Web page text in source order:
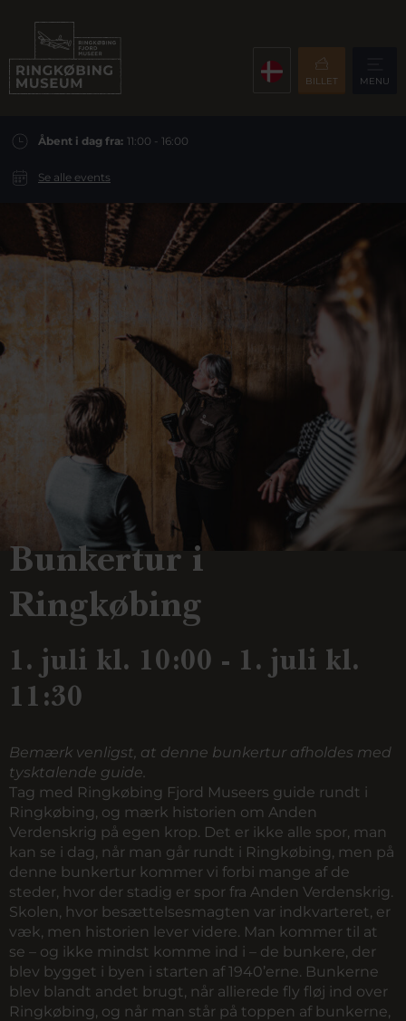
BILLET MENU
Åbent i dag fra: 11:00 - 16:00
Se alle events
Bunkertur i
Ringkøbing
1. juli kl. 10:00 - 1. juli kl.
11:30
Bemærk venligst, at denne bunkertur afholdes med
tysktalende guide.
Tag med Ringkøbing Fjord Museers guide rundt i
Ringkøbing, og mærk historien om Anden
Verdenskrig på egen krop. Det er ikke alle spor, man
kan se i dag, når man går rundt i Ringkøbing, men på
denne bunkertur kommer vi forbi mange af de
steder, hvor der stadig er spor fra Anden Verdenskrig.
Skolen, hvor besættelsesmagten var indkvarteret, er
væk, men historien lever videre. Man kommer til at
se – og ikke mindst komme ind i – de bunkere, der
blev bygget i byen i starten af 1940’erne. Bunkerne
blev blandt andet brugt, når allierede fly fløj ind over
Ringkøbing, og når man står på toppen af bunkerne,